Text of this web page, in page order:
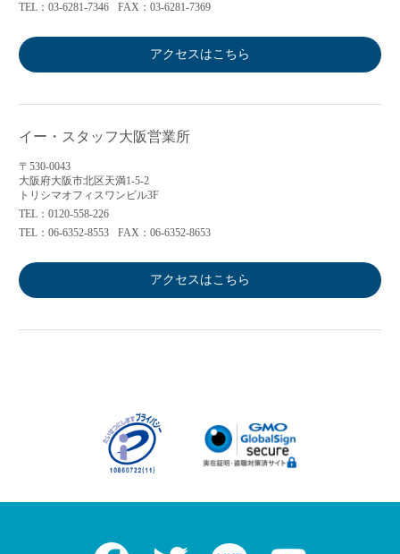
TEL：03-6281-7346
FAX：03-6281-7369
アクセスはこちら
イー・スタッフ大阪営業所
〒530-0043
大阪府大阪市北区天満1-5-2
トリシマオフィスワンビル3F
TEL：0120-558-226
TEL：06-6352-8553
FAX：06-6352-8653
アクセスはこちら
Facebook Twitter LINE